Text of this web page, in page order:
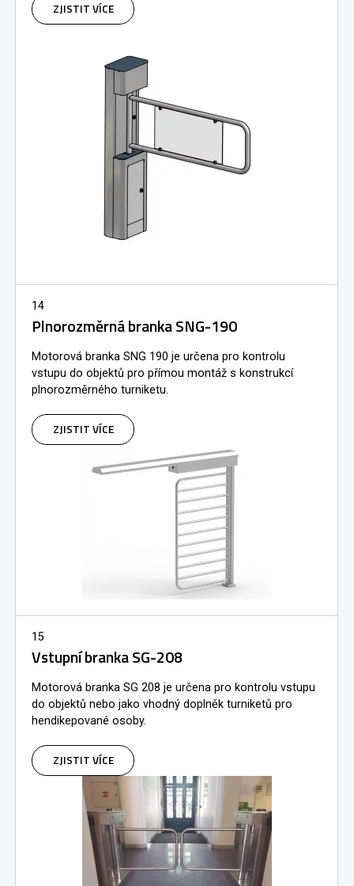
ZJISTIT VÍCE
14
Plnorozměrná branka SNG-190
Motorová branka SNG 190 je určena pro kontrolu
vstupu do objektů pro přímou montáž s konstrukcí
plnorozměrného turniketu.
ZJISTIT VÍCE
15
Vstupní branka SG-208
Motorová branka SG 208 je určena pro kontrolu vstupu
do objektů nebo jako vhodný doplněk turniketů pro
hendikepované osoby.
ZJISTIT VÍCE